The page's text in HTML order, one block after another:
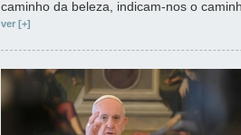
caminho da beleza, indicam-nos o
ver [+]